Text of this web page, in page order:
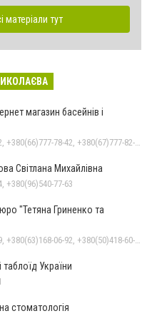
матеріали тут
магазин басейнів і
Світлана Михайлівна
+380(96)540-77-63
"Тетяна Гриненко та
України
стоматологія